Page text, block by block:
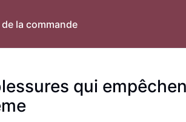
la commande
qui